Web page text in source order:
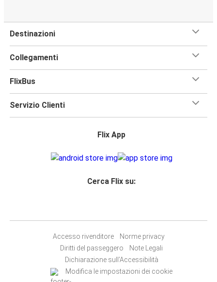
Destinazioni
Collegamenti
FlixBus
Servizio Clienti
Flix App
Cerca Flix su:
Accesso rivenditore
Norme privacy
Diritti del passeggero
Note Legali
Dichiarazione sull’Accessibilità
Modifica le impostazioni dei cookie